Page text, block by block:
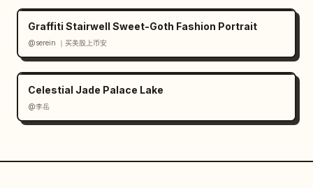
Graffiti Stairwell Sweet-Goth Fashion Portrait
@serein ｜买美股上币安
Celestial Jade Palace Lake
@李岳